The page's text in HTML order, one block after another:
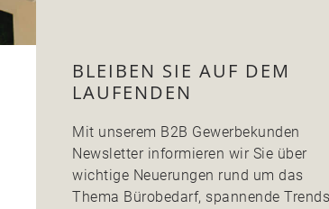
BLEIBEN SIE AUF DEM
LAUFENDEN
Mit unserem B2B Gewerbekunden
Newsletter informieren wir Sie über
wichtige Neuerungen rund um das
Thema Bürobedarf, spannende Trends